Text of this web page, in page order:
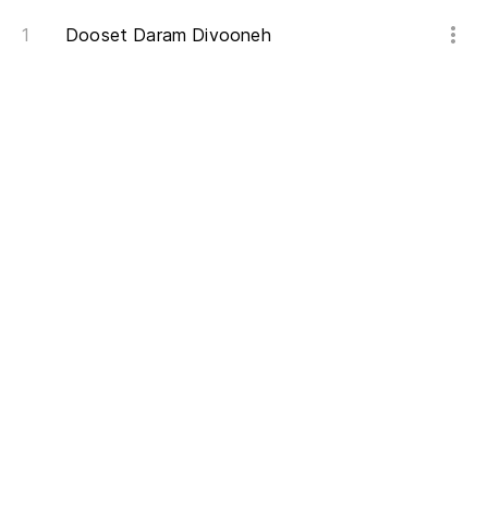
Dooset Daram Divooneh